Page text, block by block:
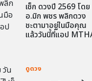
เช็ก ดวงปี 2569 โดย
อ.มิก พชร พลิกดวง
ชะตามาอยู่ในมือคุณ
แล้ววันนี้ที่แอป
ดูดวง